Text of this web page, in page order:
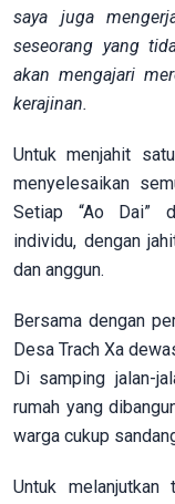
saya juga
seseorang yang
akan mengajari
kerajinan.
Untuk menjahit
menyelesaikan
Setiap “Ao Dai”
individu, dengan
dan anggun.
Bersama dengan
Desa Trach Xa
Di samping jalan-
rumah yang
warga cukup
Untuk